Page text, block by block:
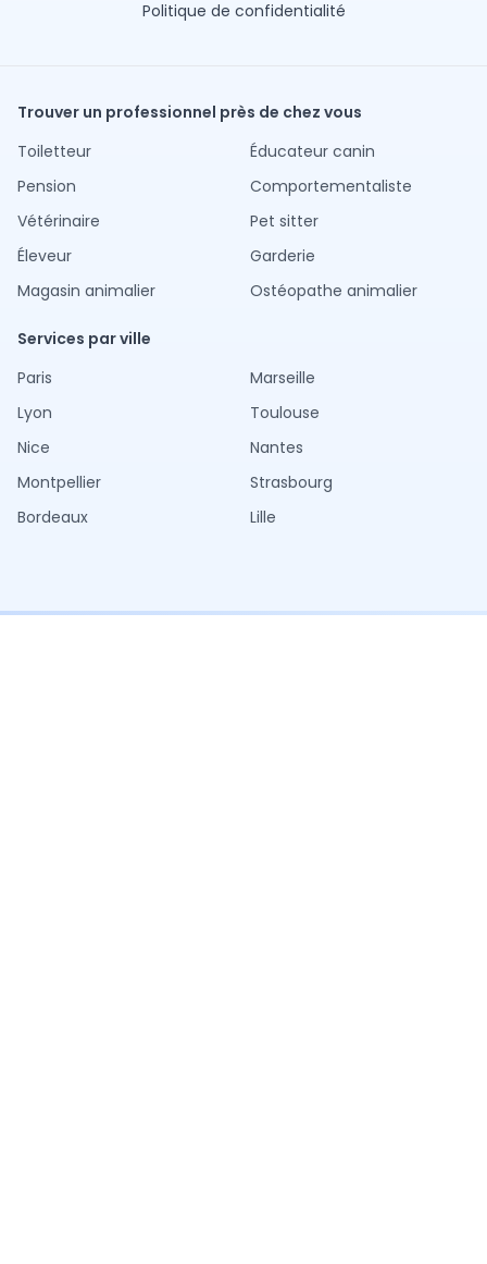
Politique de confidentialité
Trouver un professionnel près de chez vous
Toiletteur
Éducateur canin
Pension
Comportementaliste
Vétérinaire
Pet sitter
Éleveur
Garderie
Magasin animalier
Ostéopathe animalier
Services par ville
Paris
Marseille
Lyon
Toulouse
Nice
Nantes
Montpellier
Strasbourg
Bordeaux
Lille